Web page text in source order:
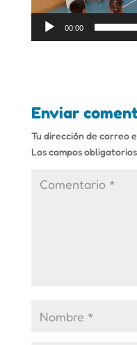
00:00
Enviar
Tu dirección de correo
Los campos